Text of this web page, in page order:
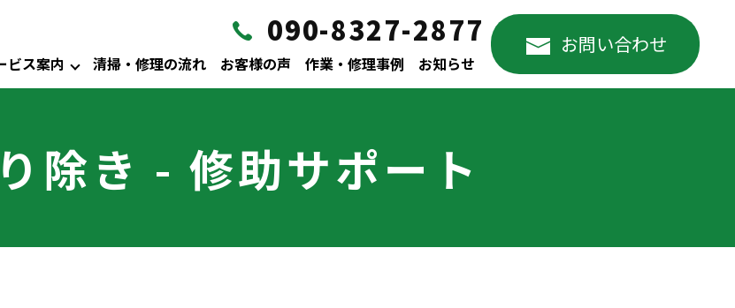
ビス案内 清掃・修理の流れ お客様の声 作業・修理事例 お知らせ
お問い合わせ
090-8327-2877
除き - 修助サポート